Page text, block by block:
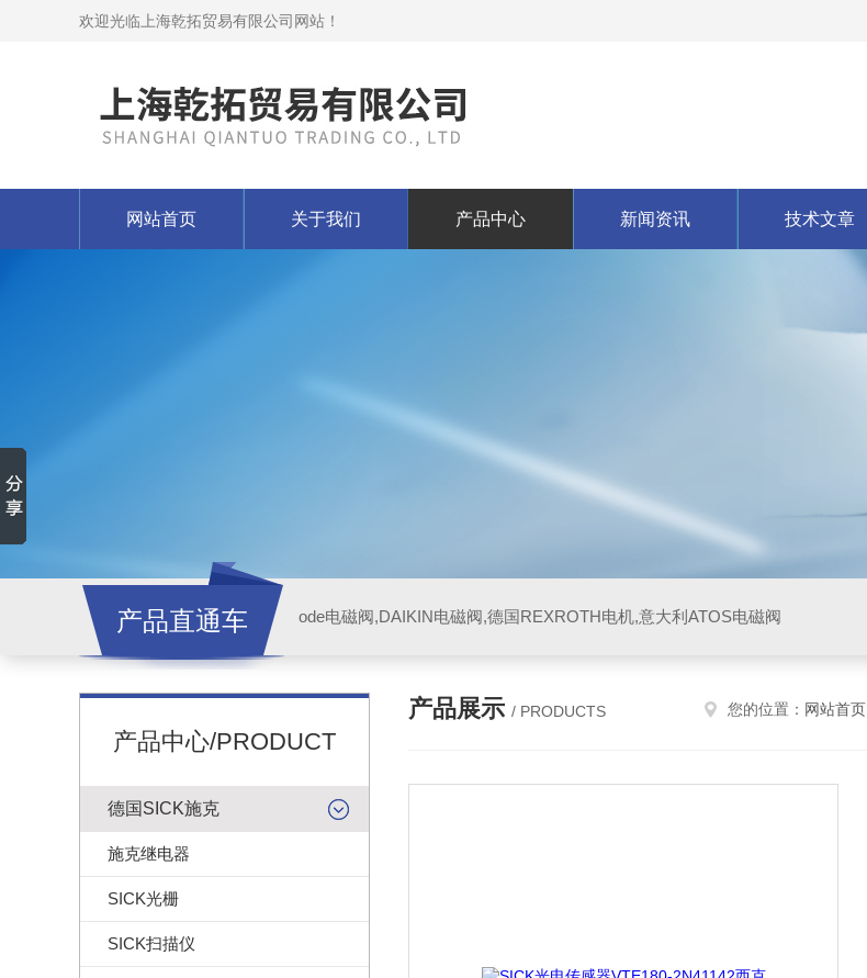
欢迎光临上海乾拓贸易有限公司网站！
网站首页 关于我们 产品中心 新闻资讯 技术文章
产品直通车 ode电磁阀,DAIKIN电磁阀,德国REXROTH电机,意大利ATOS电磁阀
产品中心/PRODUCT
德国SICK施克
施克继电器
SICK光栅
SICK扫描仪
产品展示 / PRODUCTS 您的位置： 网站首页